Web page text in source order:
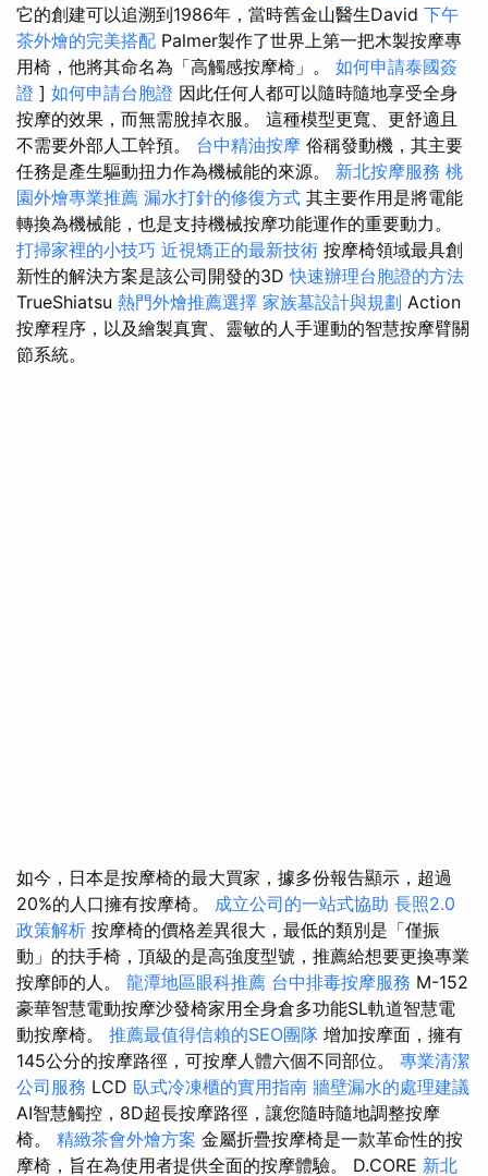
它的創建可以追溯到1986年，當時舊金山醫生David 下午
茶外燴的完美搭配 Palmer製作了世界上第一把木製按摩專
用椅，他將其命名為「高觸感按摩椅」。 如何申請泰國簽
證 ] 如何申請台胞證 因此任何人都可以隨時隨地享受全身
按摩的效果，而無需脫掉衣服。 這種模型更寬、更舒適且
不需要外部人工幹預。 台中精油按摩 俗稱發動機，其主要
任務是產生驅動扭力作為機械能的來源。 新北按摩服務 桃
園外燴專業推薦 漏水打針的修復方式 其主要作用是將電能
轉換為機械能，也是支持機械​​按摩功能運作的重要動力。
打掃家裡的小技巧 近視矯正的最新技術 按摩椅領域最具創
新性的解決方案是該公司開發的3D快速辦理台胞證的方法
TrueShiatsu 熱門外燴推薦選擇 家族墓設計與規劃 Action
按摩程序，以及繪製真實、靈敏的人手運動的智慧按摩臂關
節系統。
如今，日本是按摩椅的最大買家，據多份報告顯示，超過
20%的人口擁有按摩椅。 成立公司的一站式協助 長照2.0
政策解析 按摩椅的價格差異很大，最低的類別是「僅振
動」的扶手椅，頂級的是高強度型號，推薦給想要更換專業
按摩師的人。 龍潭地區眼科推薦 台中排毒按摩服務 M-152
豪華智慧電動按摩沙發椅家用全身倉多功能SL軌道智慧電
動按摩椅。 推薦最值得信賴的SEO團隊 增加按摩面，擁有
145公分的按摩路徑，可按摩人體六個不同部位。 專業清潔
公司服務 LCD 臥式冷凍櫃的實用指南 牆壁漏水的處理建議
AI智慧觸控，8D超長按摩路徑，讓您隨時隨地調整按摩
椅。 精緻茶會外燴方案 金屬折疊按摩椅是一款革命性的按
摩椅，旨在為使用者提供全面的按摩體驗。 D.CORE 新北